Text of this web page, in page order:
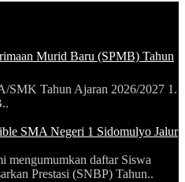
Murid Baru (SPMB) Tahun
Tahun Ajaran 2026/2027 1.
SMA Negeri 1 Sidomulyo Jalur
mengumumkan daftar Siswa
Prestasi (SNBP) Tahun..